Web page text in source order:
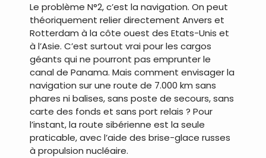
Le problème N°2, c’est la navigation. On peut
théoriquement relier directement Anvers et
Rotterdam à la côte ouest des Etats-Unis et
à l’Asie. C’est surtout vrai pour les cargos
géants qui ne pourront pas emprunter le
canal de Panama. Mais comment envisager la
navigation sur une route de 7.000 km sans
phares ni balises, sans poste de secours, sans
carte des fonds et sans port relais ? Pour
l’instant, la route sibérienne est la seule
praticable, avec l’aide des brise-glace russes
à propulsion nucléaire.